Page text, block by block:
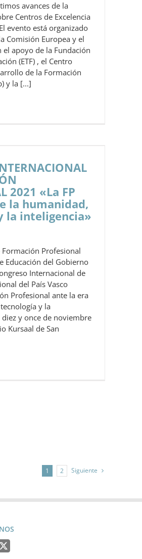
avances de la
Centros de Excelencia
evento está organizado
Comisión Europea y el
el apoyo de la Fundación
(ETF) , el Centro
de la Formación
y la [...]
2021 «La FP
la humanidad,
la inteligencia»
Formación Profesional
Educación del Gobierno
Internacional de
del País Vasco
Profesional ante la era
y la
diez y once de noviembre
Kursaal de San
1 2 Siguiente